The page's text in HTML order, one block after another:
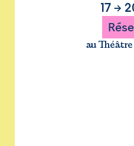
17→
au